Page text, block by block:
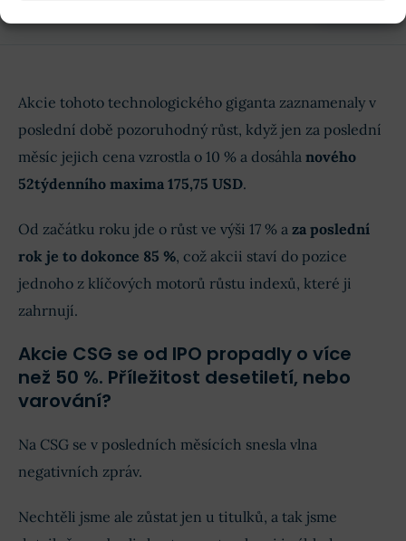
Akcie tohoto technologického giganta zaznamenaly v
poslední době pozoruhodný růst, když jen za poslední
měsíc jejich cena vzrostla o 10 % a dosáhla nového
52týdenního maxima 175,75 USD.
Od začátku roku jde o růst ve výši 17 % a za poslední
rok je to dokonce 85 %, což akcii staví do pozice
jednoho z klíčových motorů růstu indexů, které ji
zahrnují.
Akcie CSG se od IPO propadly o více
než 50 %. Příležitost desetiletí, nebo
varování?
Na CSG se v posledních měsících snesla vlna
negativních zpráv.
Nechtěli jsme ale zůstat jen u titulků, a tak jsme